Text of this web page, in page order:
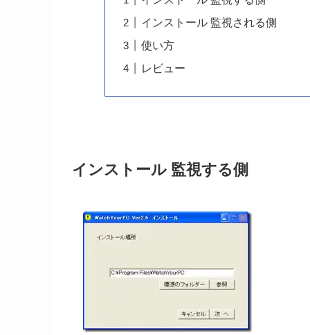
インストール 監視される側
使い方
レビュー
インストール 監視する側